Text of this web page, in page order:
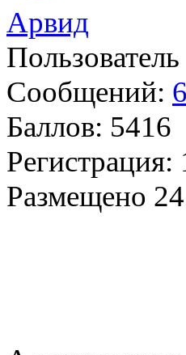
Арвид
Пользователь
Сообщений:
Баллов: 5416
Регистрация:
Размещено